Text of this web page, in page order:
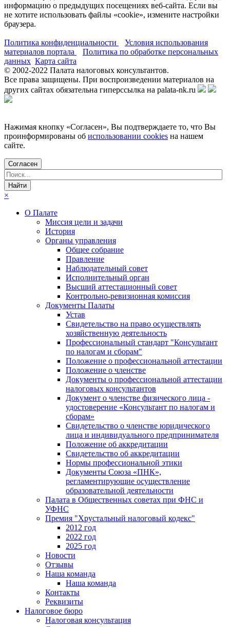
информацию о предыдущих посещениях веб-сайта. Если вы
не хотите использовать файлы «cookie», измените настройки
браузера.
Политика конфиденциальности
Условия использования
материалов портала
Политика по обработке персональных
данных Карта сайта
© 2002-2022 Палата налоговых консультантов.
Все права защищены. При воспроизведении материалов на
других сайтах обязательна гиперссылка на palata-nk.ru
Нажимая кнопку «Согласен», Вы подтверждаете то, что Вы
проинформированы об использовании cookies на нашем
сайте.
Согласен
×
О Палате
Миссия цели и задачи
История
Органы управления
Общее собрание
Правление
Наблюдательный совет
Исполнительный орган
Высший аттестационный совет
Контрольно-ревизионная комиссия
Документы Палаты
Устав
Свидетельство на право осуществлять
хозяйственную деятельность
Профессиональный стандарт "Консультант
по налогам и сборам"
Положение о профессиональной аттестации
Положение о членстве
Документы о профессиональной аттестации
налоговых консультантов
Документ о членстве физического лица -
удостоверение «Консультант по налогам и
сборам»
Свидетельство о членстве юридического
лица и индивидуального предпринимателя
Положение об аккредитации
Свидетельство об аккредитации
Нормы профессиональной этики
Документы Союза «ПНК»,
регламентирующие осуществление
образовательной деятельности
Палата в Общественных советах при ФНС и
УФНС
Премия "Хрустальный налоговый кодекс"
2012 год
2022 год
2025 год
Новости
Отзывы
Наша команда
Наша команда
Контакты
Реквизиты
Налоговое бюро
Налоговая консультация